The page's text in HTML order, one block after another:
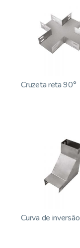
Cruzeta reta 90°
Curva de inversão